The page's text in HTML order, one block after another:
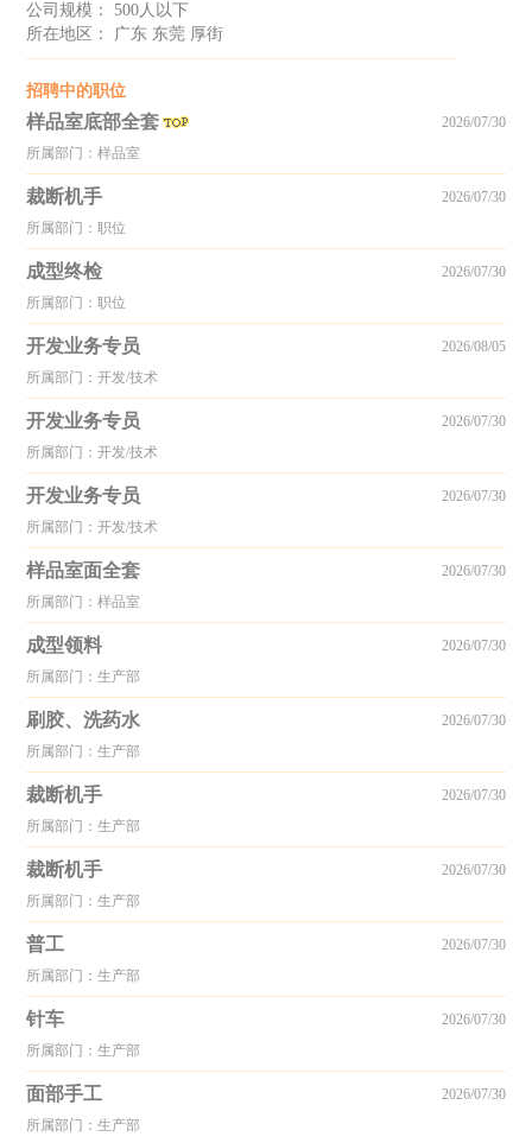
公司规模： 500人以下
所在地区： 广东 东莞 厚街
招聘中的职位
样品室底部全套
所属部门：样品室
2026/07/30
裁断机手
所属部门：职位
2026/07/30
成型终检
所属部门：职位
2026/07/30
开发业务专员
所属部门：开发/技术
2026/08/05
开发业务专员
所属部门：开发/技术
2026/07/30
开发业务专员
所属部门：开发/技术
2026/07/30
样品室面全套
所属部门：样品室
2026/07/30
成型领料
所属部门：生产部
2026/07/30
刷胶、洗药水
所属部门：生产部
2026/07/30
裁断机手
所属部门：生产部
2026/07/30
裁断机手
所属部门：生产部
2026/07/30
普工
所属部门：生产部
2026/07/30
针车
所属部门：生产部
2026/07/30
面部手工
所属部门：生产部
2026/07/30